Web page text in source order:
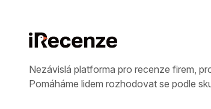
Nezávislá platforma pro recenze firem,
Pomáháme lidem rozhodovat se podle